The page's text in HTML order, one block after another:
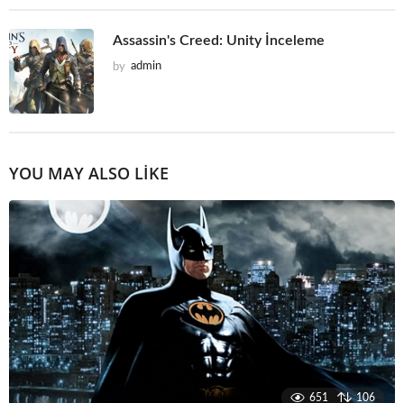
Assassin's Creed: Unity İnceleme
by admin
YOU MAY ALSO LIKE
651 106